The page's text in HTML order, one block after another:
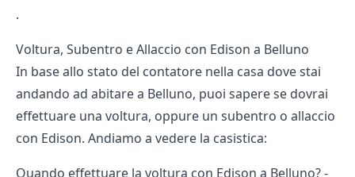
.
Voltura, Subentro e Allaccio con Edison a Belluno
In base allo stato del contatore nella casa dove stai
andando ad abitare a Belluno, puoi sapere se dovrai
effettuare una voltura, oppure un subentro o allaccio
con Edison. Andiamo a vedere la casistica:
Quando effettuare la voltura con Edison a Belluno? -